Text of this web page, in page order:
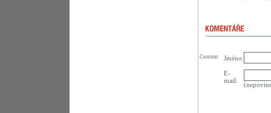
Jméno:
E-
mail:
Content